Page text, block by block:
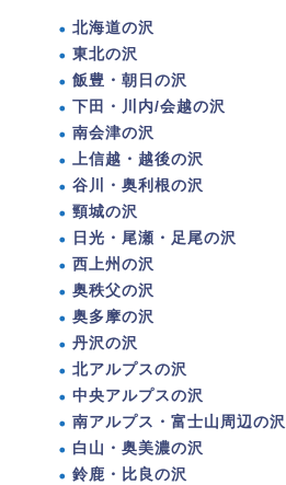
北海道の沢
東北の沢
飯豊・朝日の沢
下田・川内/会越の沢
南会津の沢
上信越・越後の沢
谷川・奥利根の沢
頸城の沢
日光・尾瀬・足尾の沢
西上州の沢
奥秩父の沢
奥多摩の沢
丹沢の沢
北アルプスの沢
中央アルプスの沢
南アルプス・富士山周辺の沢
白山・奥美濃の沢
鈴鹿・比良の沢